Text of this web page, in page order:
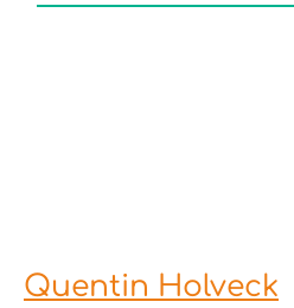
Quentin Holveck